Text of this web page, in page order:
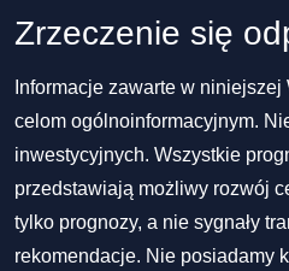
Zrzeczenie się
Informacje zawarte w niniejszej
celom ogólnoinformacyjnym.
inwestycyjnych. Wszystkie
przedstawiają możliwy rozwój
tylko prognozy, a nie sygnały
rekomendacje. Nie posiadamy